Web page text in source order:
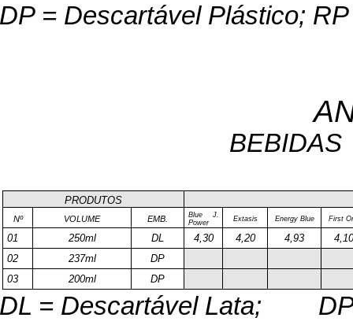
= Descartável Plástico;
BEBIDAS
PRODUTOS
Nº VOLUME EMB.
Blue J.
Power
Extasis Energy Blue First
01 250ml DL 4,30 4,20 4,93
02
237ml
DP
03
200ml DP
= Descartável Lata;